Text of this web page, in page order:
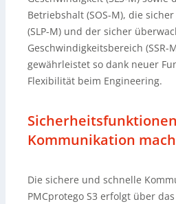
Betriebshalt (SOS-M), die
(SLP-M) und der sicher
Geschwindigkeitsbereich (SSR-
gewährleistet so dank neuer
Flexibilität beim Engineering.
Kommunikation
Die sichere und schnelle
PMCprotego S3 erfolgt über